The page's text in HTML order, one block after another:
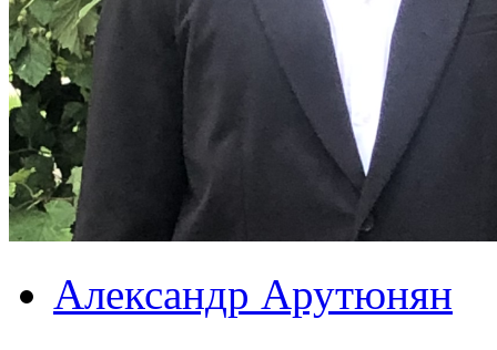
Александр Арутюнян